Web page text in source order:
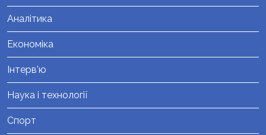
Аналітика
Економіка
Інтерв'ю
Наука і технології
Спорт